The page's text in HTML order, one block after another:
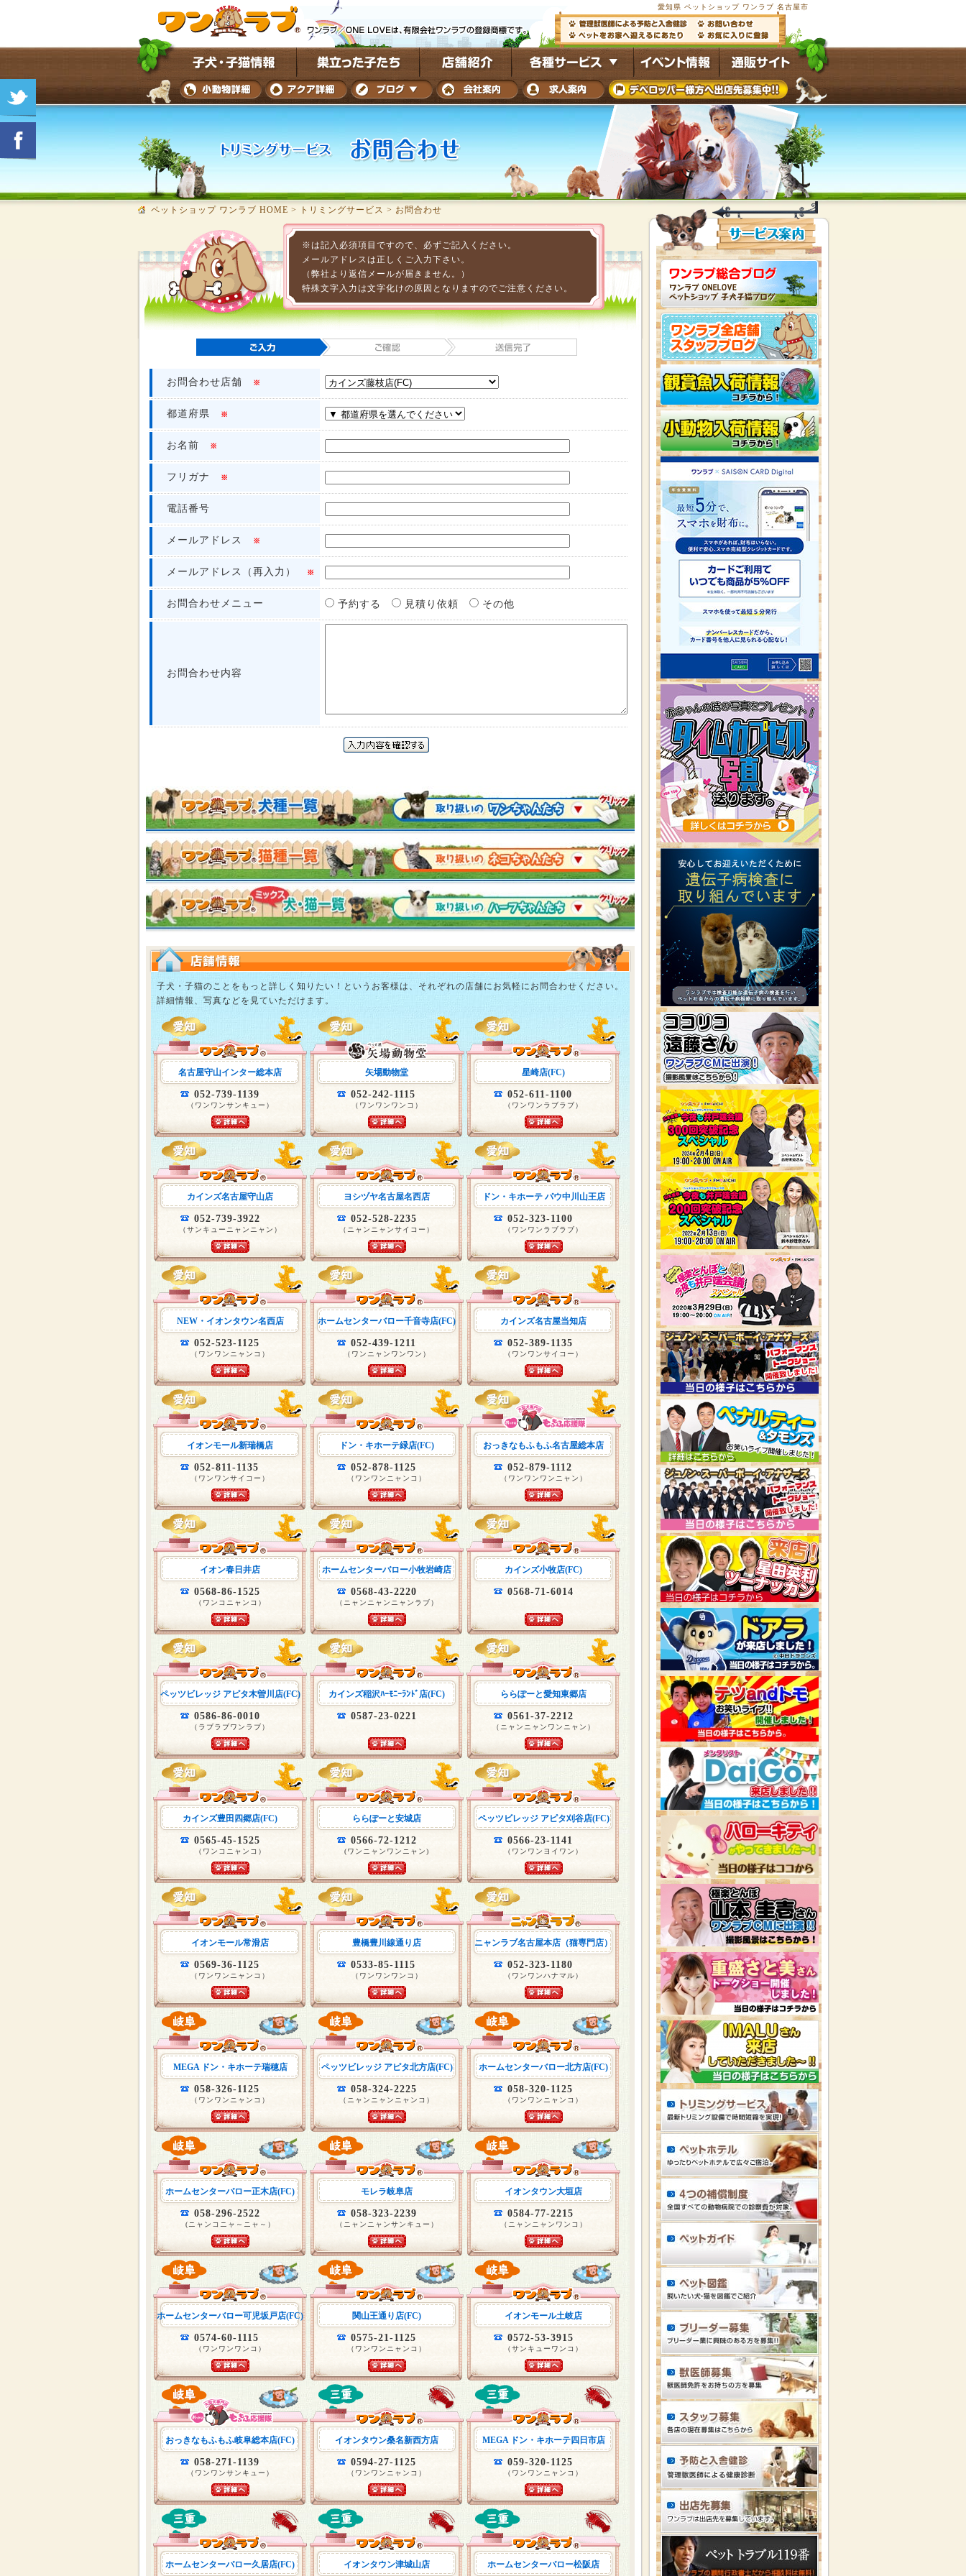
愛知県 ペットショップ ワンラブ 名古屋市
ペットショップ ワンラブ HOME > トリミングサービス > お問合わせ
※は記入必須項目ですので、必ずご記入ください。
メールアドレスは正しくご入力下さい。
（弊社より返信メールが届きません。）
特殊文字入力は文字化けの原因となりますのでご注意ください。
お問合わせ店舗 ※
都道府県 ※
お名前 ※
フリガナ ※
電話番号
メールアドレス ※
メールアドレス（再入力） ※
お問合わせメニュー 予約する 見積り依頼 その他
お問合わせ内容
子犬・子猫のことをもっと詳しく知りたい！というお客様は、それぞれの店舗にお気軽にお問合わせください。
詳細情報、写真などを見ていただけます。
名古屋守山インター総本店
052-739-1139
（ワンワンサンキュー）
矢場動物堂
052-242-1115
（ワンワンワンコ）
星崎店(FC)
052-611-1100
（ワンワンラブラブ）
カインズ名古屋守山店
052-739-3922
（サンキューニャンニャン）
ヨシヅヤ名古屋名西店
052-528-2235
（ニャンニャンサイコー）
ドン・キホーテ パウ中川山王店
052-323-1100
（ワンワンラブラブ）
NEW・イオンタウン名西店
052-523-1125
（ワンワンニャンコ）
ホームセンターバロー千音寺店(FC)
052-439-1211
（ワンニャンワンワン）
カインズ名古屋当知店
052-389-1135
（ワンワンサイコー）
イオンモール新瑞橋店
052-811-1135
（ワンワンサイコー）
ドン・キホーテ緑店(FC)
052-878-1125
（ワンワンニャンコ）
おっきなもふもふ名古屋総本店
052-879-1112
（ワンワンワンニャン）
イオン春日井店
0568-86-1525
（ワンコニャンコ）
ホームセンターバロー小牧岩崎店
0568-43-2220
（ニャンニャンニャンラブ）
カインズ小牧店(FC)
0568-71-6014
ペッツビレッジ アピタ木曽川店(FC)
0586-86-0010
（ラブラブワンラブ）
カインズ稲沢ﾊｰﾓﾆｰﾗﾝﾄﾞ店(FC)
0587-23-0221
ららぽーと愛知東郷店
0561-37-2212
（ニャンニャンワンニャン）
カインズ豊田四郷店(FC)
0565-45-1525
（ワンコニャンコ）
ららぽーと安城店
0566-72-1212
(ワンニャンワンニャン)
ペッツビレッジ アピタ刈谷店(FC)
0566-23-1141
（ワンワンヨイワン）
イオンモール常滑店
0569-36-1125
（ワンワンニャンコ）
豊橋豊川線通り店
0533-85-1115
（ワンワンワンコ）
ニャンラブ名古屋本店（猫専門店）
052-323-1180
（ワンワンハナマル）
MEGA ドン・キホーテ瑞穂店
058-326-1125
（ワンワンニャンコ）
ペッツビレッジ アピタ北方店(FC)
058-324-2225
（ニャンニャンニャンコ）
ホームセンターバロー北方店(FC)
058-320-1125
（ワンワンニャンコ）
ホームセンターバロー正木店(FC)
058-296-2522
(ニャンコニャ～ニャ～）
モレラ岐阜店
058-323-2239
（ニャンニャンサンキュー）
イオンタウン大垣店
0584-77-2215
（ニャンニャンワンコ）
ホームセンターバロー可児坂戸店(FC)
0574-60-1115
（ワンワンワンコ）
関山王通り店(FC)
0575-21-1125
（ワンワンニャンコ）
イオンモール土岐店
0572-53-3915
（サンキューワンコ）
おっきなもふもふ岐阜総本店(FC)
058-271-1139
（ワンワンサンキュー）
イオンタウン桑名新西方店
0594-27-1125
（ワンワンニャンコ）
MEGA ドン・キホーテ四日市店
059-320-1125
（ワンワンニャンコ）
ホームセンターバロー久居店(FC) イオンタウン津城山店 ホームセンターバロー松阪店